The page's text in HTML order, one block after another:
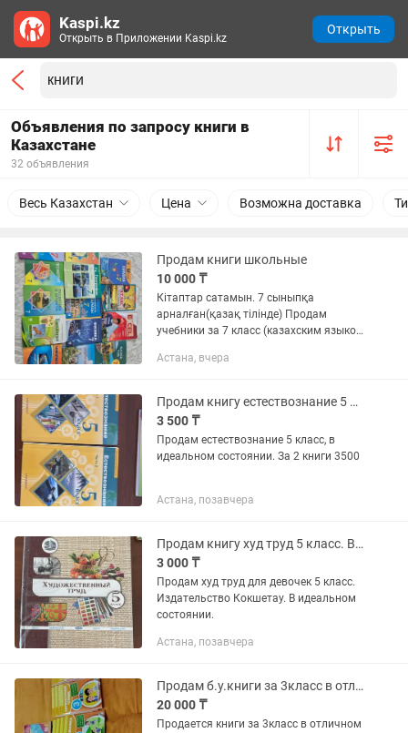
Объявления по запросу книги в
Казахстане
32 объявления
Весь Казахстан Цена Возможна доставка
Продам книги школьные
10 000 ₸
Кітаптар сатамын. 7 сыныпқа
арналған(қазақ тілінде) Продам
учебники за 7 класс (казахским языком
Астана, вчера
Продам книгу естествознание 5 класс, издательство алматыкитап
3 500 ₸
Продам естествознание 5 класс, в
идеальном состоянии. За 2 книги 3500
Астана, позавчера
Продам книгу худ труд 5 класс. Вариант для девочек. В идеальном состоянии
3 000 ₸
Продам худ труд для девочек 5 класс.
Издательство Кокшетау. В идеальном
состоянии.
Астана, позавчера
Продам б.у.книги за 3класс в отличном состоянии,всего 20книг.
20 000 ₸
Продается книги за 3класс в отличном
Kaspi.kz
Открыть в Приложении Kaspi.kz
Открыть